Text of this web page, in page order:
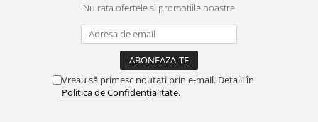
Nu rata ofertele si promotiile noastre
Vreau să primesc noutati prin e-mail. Detalii în
Politica de Confidențialitate.